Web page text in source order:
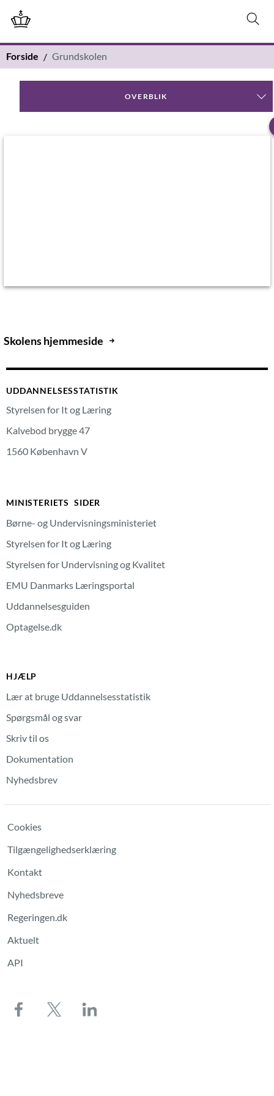
Forside Grundskolen
OVERBLIK
Skolens hjemmeside
UDDANNELSESSTATISTIK
Styrelsen for It og Læring
Kalvebod brygge 47
1560 København V
MINISTERIETS SIDER
Børne- og Undervisningsministeriet
Styrelsen for It og Læring
Styrelsen for Undervisning og Kvalitet
EMU Danmarks Læringsportal
Uddannelsesguiden
Optagelse.dk
HJÆLP
Lær at bruge Uddannelsesstatistik
Spørgsmål og svar
Skriv til os
Dokumentation
Nyhedsbrev
Cookies
Tilgængelighedserklæring
Kontakt
Nyhedsbreve
Regeringen.dk
Aktuelt
API